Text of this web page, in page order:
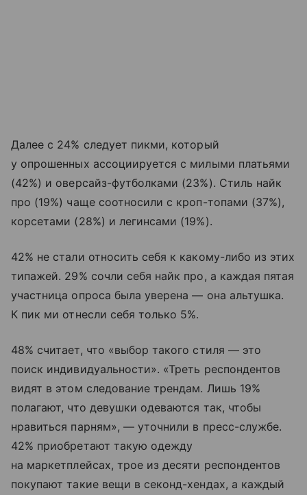
Далее с 24% следует пикми, который
у опрошенных ассоциируется с милыми платьями
(42%) и оверсайз-футболками (23%). Стиль найк
про (19%) чаще соотносили с кроп-топами (37%),
корсетами (28%) и легинсами (19%).
42% не стали относить себя к какому-либо из этих
типажей. 29% сочли себя найк про, а каждая пятая
участница опроса была уверена — она альтушка.
К пик ми отнесли себя только 5%.
48% считает, что «выбор такого стиля — это
поиск индивидуальности». «Треть респондентов
видят в этом следование трендам. Лишь 19%
полагают, что девушки одеваются так, чтобы
нравиться парням», — уточнили в пресс-службе.
42% приобретают такую одежду
на маркетплейсах, трое из десяти респондентов
покупают такие вещи в секонд-хендах, а каждый